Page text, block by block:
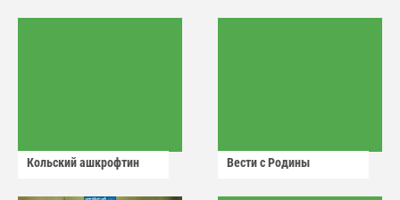
Кольский ашкрофтин Вести с Родины